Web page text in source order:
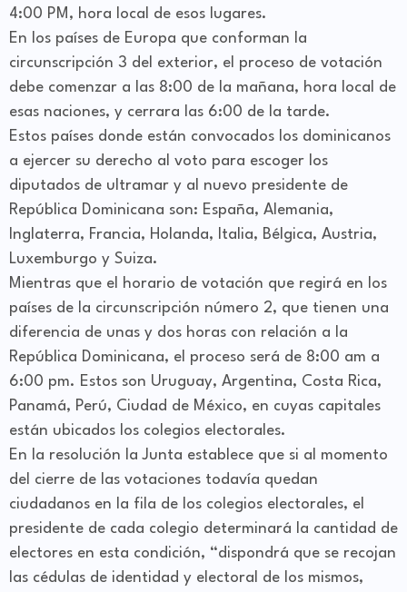
4:00 PM, hora local de esos lugares.
En los países de Europa que conforman la
circunscripción 3 del exterior, el proceso de votación
debe comenzar a las 8:00 de la mañana, hora local de
esas naciones, y cerrara las 6:00 de la tarde.
Estos países donde están convocados los dominicanos
a ejercer su derecho al voto para escoger los
diputados de ultramar y al nuevo presidente de
República Dominicana son: España, Alemania,
Inglaterra, Francia, Holanda, Italia, Bélgica, Austria,
Luxemburgo y Suiza.
Mientras que el horario de votación que regirá en los
países de la circunscripción número 2, que tienen una
diferencia de unas y dos horas con relación a la
República Dominicana, el proceso será de 8:00 am a
6:00 pm. Estos son Uruguay, Argentina, Costa Rica,
Panamá, Perú, Ciudad de México, en cuyas capitales
están ubicados los colegios electorales.
En la resolución la Junta establece que si al momento
del cierre de las votaciones todavía quedan
ciudadanos en la fila de los colegios electorales, el
presidente de cada colegio determinará la cantidad de
electores en esta condición, “dispondrá que se recojan
las cédulas de identidad y electoral de los mismos,